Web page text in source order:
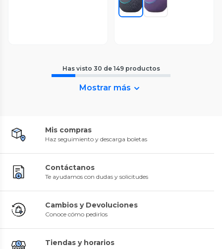
Has visto 30 de 149 productos
Mostrar más
Mis compras
Haz seguimiento y descarga boletas
Contáctanos
Te ayudamos con dudas y solicitudes
Cambios y Devoluciones
Conoce cómo pedirlos
Tiendas y horarios